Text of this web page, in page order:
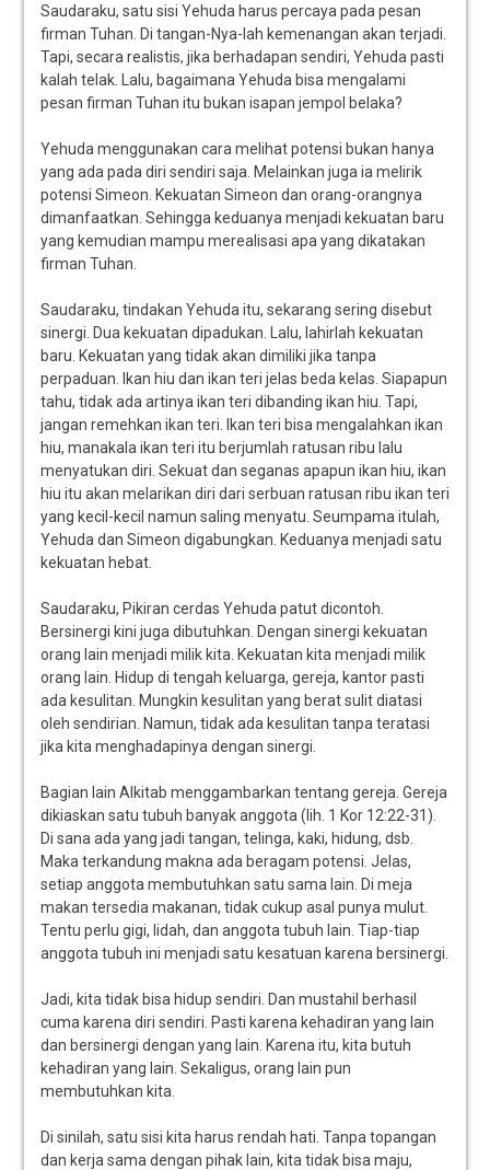
Saudaraku, satu sisi Yehuda harus percaya pada pesan
firman Tuhan. Di tangan-Nya-lah kemenangan akan terjadi.
Tapi, secara realistis, jika berhadapan sendiri, Yehuda pasti
kalah telak. Lalu, bagaimana Yehuda bisa mengalami
pesan firman Tuhan itu bukan isapan jempol belaka?
Yehuda menggunakan cara melihat potensi bukan hanya
yang ada pada diri sendiri saja. Melainkan juga ia melirik
potensi Simeon. Kekuatan Simeon dan orang-orangnya
dimanfaatkan. Sehingga keduanya menjadi kekuatan baru
yang kemudian mampu merealisasi apa yang dikatakan
firman Tuhan.
Saudaraku, tindakan Yehuda itu, sekarang sering disebut
sinergi. Dua kekuatan dipadukan. Lalu, lahirlah kekuatan
baru. Kekuatan yang tidak akan dimiliki jika tanpa
perpaduan. Ikan hiu dan ikan teri jelas beda kelas. Siapapun
tahu, tidak ada artinya ikan teri dibanding ikan hiu. Tapi,
jangan remehkan ikan teri. Ikan teri bisa mengalahkan ikan
hiu, manakala ikan teri itu berjumlah ratusan ribu lalu
menyatukan diri. Sekuat dan seganas apapun ikan hiu, ikan
hiu itu akan melarikan diri dari serbuan ratusan ribu ikan teri
yang kecil-kecil namun saling menyatu. Seumpama itulah,
Yehuda dan Simeon digabungkan. Keduanya menjadi satu
kekuatan hebat.
Saudaraku, Pikiran cerdas Yehuda patut dicontoh.
Bersinergi kini juga dibutuhkan. Dengan sinergi kekuatan
orang lain menjadi milik kita. Kekuatan kita menjadi milik
orang lain. Hidup di tengah keluarga, gereja, kantor pasti
ada kesulitan. Mungkin kesulitan yang berat sulit diatasi
oleh sendirian. Namun, tidak ada kesulitan tanpa teratasi
jika kita menghadapinya dengan sinergi.
Bagian lain Alkitab menggambarkan tentang gereja. Gereja
dikiaskan satu tubuh banyak anggota (lih. 1 Kor 12:22-31).
Di sana ada yang jadi tangan, telinga, kaki, hidung, dsb.
Maka terkandung makna ada beragam potensi. Jelas,
setiap anggota membutuhkan satu sama lain. Di meja
makan tersedia makanan, tidak cukup asal punya mulut.
Tentu perlu gigi, lidah, dan anggota tubuh lain. Tiap-tiap
anggota tubuh ini menjadi satu kesatuan karena bersinergi.
Jadi, kita tidak bisa hidup sendiri. Dan mustahil berhasil
cuma karena diri sendiri. Pasti karena kehadiran yang lain
dan bersinergi dengan yang lain. Karena itu, kita butuh
kehadiran yang lain. Sekaligus, orang lain pun
membutuhkan kita.
Di sinilah, satu sisi kita harus rendah hati. Tanpa topangan
dan kerja sama dengan pihak lain, kita tidak bisa maju,